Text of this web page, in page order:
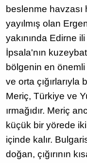
beslenme
yayılmış olan
yakınında Edirne
İpsala'nın
bölgenin en önemli
ve orta çığırlarıyla
Meriç, Türkiye ve
ırmağıdır. Meriç
küçük bir yörede iki
içinde kalır.
doğan, çığırının